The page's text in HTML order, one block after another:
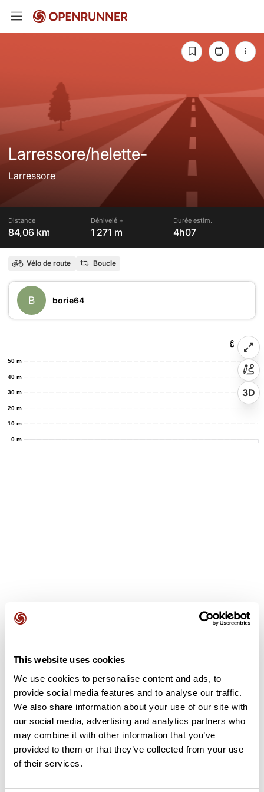
This website uses cookies
We use cookies to personalise content and ads, to
provide social media features and to analyse our traffic.
We also share information about your use of our site with
our social media, advertising and analytics partners who
may combine it with other information that you’ve
provided to them or that they’ve collected from your use
of their services.
Larressore/helette-
Larressore
Distance
84,06 km
Dénivelé +
1 271 m
Durée estim.
4h07
Vélo de route Boucle
B borie64
0 m
10 m
20 m
30 m
40 m
50 m
3D
Ajouter un avis
Découvrez ce parcours de vélo de 84,1 km à proximité de